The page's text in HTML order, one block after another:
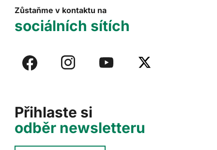
Přihlaste si
odběr newsletteru
Zůstaňme v kontaktu na
sociálních sítích